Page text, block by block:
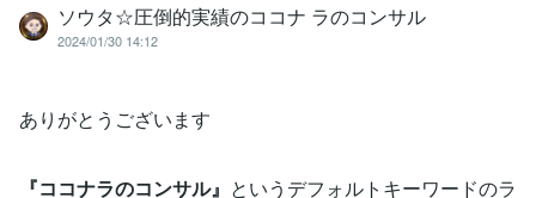
ソウタ☆圧倒的実績のココナ ラのコンサル
2024/01/30 14:12
ありがとうございます
『ココナラのコンサル』 というデフォルトキーワードのラ